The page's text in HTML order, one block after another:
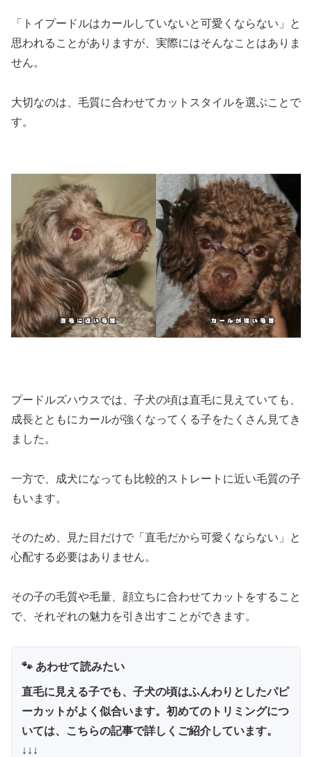
「トイプードルはカールしていないと可愛くならない」と
思われることがありますが、実際にはそんなことはありま
せん。
大切なのは、毛質に合わせてカットスタイルを選ぶことで
す。
プードルズハウスでは、子犬の頃は直毛に見えていても、
成長とともにカールが強くなってくる子をたくさん見てき
ました。
一方で、成犬になっても比較的ストレートに近い毛質の子
もいます。
そのため、見た目だけで「直毛だから可愛くならない」と
心配する必要はありません。
その子の毛質や毛量、顔立ちに合わせてカットをすること
で、それぞれの魅力を引き出すことができます。
🐾 あわせて読みたい
直毛に見える子でも、子犬の頃はふんわりとしたパピ
ーカットがよく似合います。初めてのトリミングにつ
いては、こちらの記事で詳しくご紹介しています。
↓↓↓